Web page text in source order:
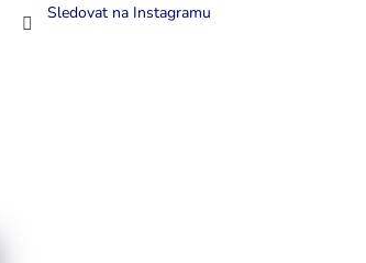
Sledovat na Instagramu